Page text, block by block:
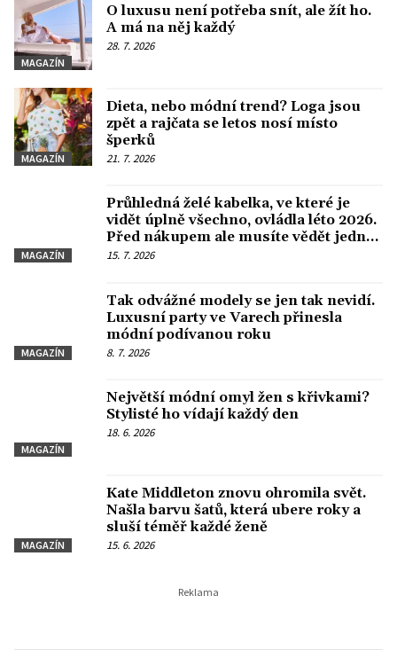
MAGAZÍN
O luxusu není potřeba snít, ale žít ho.
A má na něj každý
28. 7. 2026
MAGAZÍN
Dieta, nebo módní trend? Loga jsou
zpět a rajčata se letos nosí místo
šperků
21. 7. 2026
MAGAZÍN
Průhledná želé kabelka, ve které je
vidět úplně všechno, ovládla léto 2026.
Před nákupem ale musíte vědět jednu
věc
15. 7. 2026
MAGAZÍN
Tak odvážné modely se jen tak nevidí.
Luxusní party ve Varech přinesla
módní podívanou roku
8. 7. 2026
MAGAZÍN
Největší módní omyl žen s křivkami?
Stylisté ho vídají každý den
18. 6. 2026
MAGAZÍN
Kate Middleton znovu ohromila svět.
Našla barvu šatů, která ubere roky a
sluší téměř každé ženě
15. 6. 2026